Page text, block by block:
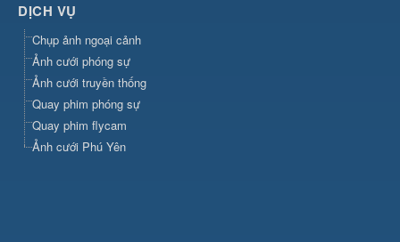
DỊCH VỤ
Chụp ảnh ngoại cảnh
Ảnh cưới phóng sự
Ảnh cưới truyền thống
Quay phim phóng sự
Quay phim flycam
Ảnh cưới Phú Yên